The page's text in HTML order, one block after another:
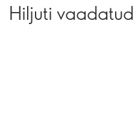
Hiljuti vaadatud